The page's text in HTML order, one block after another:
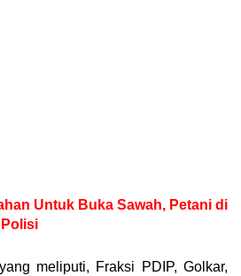
Untuk Buka Sawah, Petani di
meliputi, Fraksi PDIP, Golkar,